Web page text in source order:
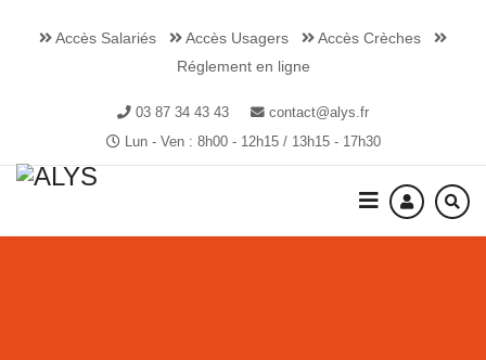
Accès Salariés Accès Usagers
Accès Crèches
Réglement en ligne
03 87 34 43 43
contact@alys.fr
Lun - Ven : 8h00 - 12h15 / 13h15 - 17h30